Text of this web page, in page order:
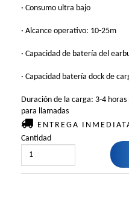
· Consumo ultra bajo
· Alcance operativo: 10-25m
· Capacidad de batería del
· Capacidad batería dock de
Duración de la carga: 3-4
para llamadas
ENTREGA
Cantidad